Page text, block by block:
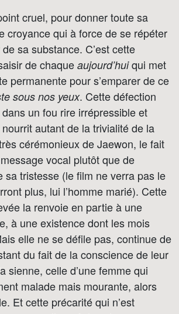
cruel, pour donner toute sa
croyance qui à force de se répéter
sa substance. C’est cette
de chaque aujourd’huiqui met
permanente pour s’emparer de ce
sous nos yeux. Cette défection
dans un fou rire irrépressible et
autant de la trivialité de la
cérémonieux de Jaewon, le fait
vocal plutôt que de
sa tristesse (le film ne verra pas le
plus, lui l’homme marié). Cette
la renvoie en partie à une
à une existence dont les mois
elle ne se défile pas, continue de
du fait de la conscience de leur
sienne, celle d’une femme qui
malade mais mourante, alors
Et cette précarité qui n’est